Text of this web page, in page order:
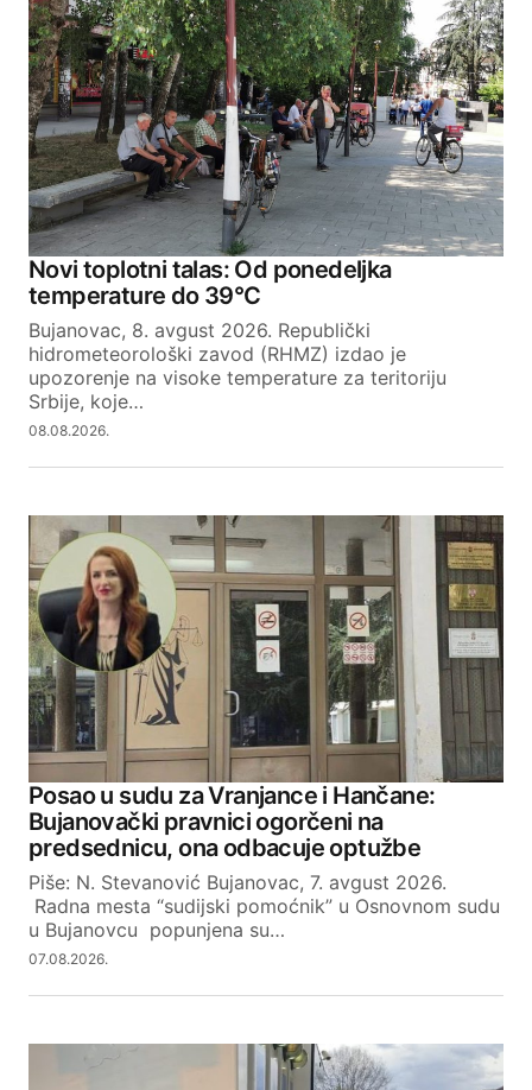
Novi toplotni talas: Od ponedeljka
temperature do 39°C
Bujanovac, 8. avgust 2026. Republički
hidrometeorološki zavod (RHMZ) izdao je
upozorenje na visoke temperature za teritoriju
Srbije, koje…
08.08.2026.
Posao u sudu za Vranjance i Hančane:
Bujanovački pravnici ogorčeni na
predsednicu, ona odbacuje optužbe
Piše: N. Stevanović Bujanovac, 7. avgust 2026.
Radna mesta “sudijski pomoćnik” u Osnovnom sudu
u Bujanovcu popunjena su…
07.08.2026.